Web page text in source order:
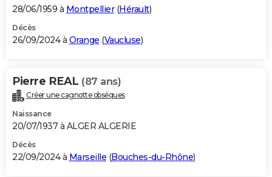
28/06/1959 à Montpellier(Hérault)
Décès
26/09/2024 à Orange (Vaucluse)
Pierre REAL (87 ans)
Créer une cagnotte obsèques
Naissance
20/07/1937 à ALGER ALGERIE
Décès
22/09/2024 à Marseille (Bouches-du-Rhône)